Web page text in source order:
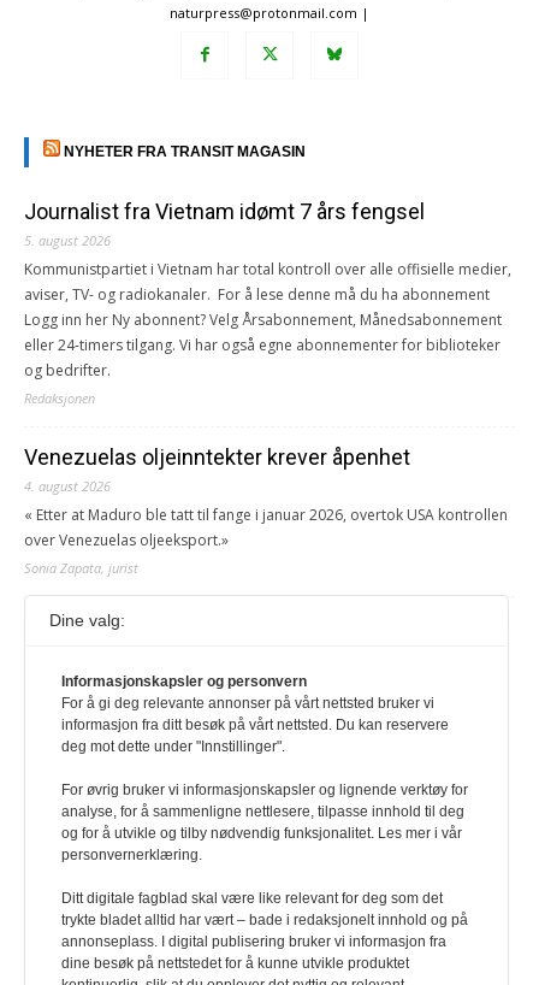
naturpress@protonmail.com |
NYHETER FRA TRANSIT MAGASIN
Journalist fra Vietnam idømt 7 års fengsel
5. august 2026
Kommunistpartiet i Vietnam har total kontroll over alle offisielle medier,
aviser, TV- og radiokanaler. For å lese denne må du ha abonnement
Logg inn her Ny abonnent? Velg Årsabonnement, Månedsabonnement
eller 24-timers tilgang. Vi har også egne abonnementer for biblioteker
og bedrifter.
Redaksjonen
Venezuelas oljeinntekter krever åpenhet
4. august 2026
« Etter at Maduro ble tatt til fange i januar 2026, overtok USA kontrollen
over Venezuelas oljeeksport.»
Sonia Zapata, jurist
117,8 millioner er på flukt, en nedgang fra forrige
1. august 2026
Ville ha tilsvart verdens trettende største land i folketall. For å lese
denne må du ha abonnement Logg inn her Ny abonnent? Velg
også egne abonnementer for biblioteker og bedrifter.
Redaksjonen
Dine valg:
Informasjonskapsler og personvern
For å gi deg relevante annonser på vårt nettsted bruker vi
informasjon fra ditt besøk på vårt nettsted. Du kan reservere
deg mot dette under "Innstillinger".
For øvrig bruker vi informasjonskapsler og lignende verktøy for
analyse, for å sammenligne nettlesere, tilpasse innhold til deg
og for å utvikle og tilby nødvendig funksjonalitet. Les mer i vår
personvernerklæring.
Ditt digitale fagblad skal være like relevant for deg som det
trykte bladet alltid har vært – bade i redaksjonelt innhold og på
annonseplass. I digital publisering bruker vi informasjon fra
dine besøk på nettstedet for å kunne utvikle produktet